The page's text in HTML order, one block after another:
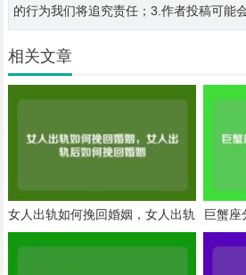
的行为我们将追究责任；3.作者投稿可能
相关文章
女人出轨如何挽回婚姻，女人出轨
后如何挽回婚姻
巨蟹座